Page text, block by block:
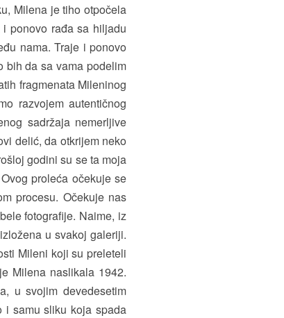
Milena je tiho otpočela
ponovo rađa sa hiljadu
nama. Traje i ponovo
bih da sa vama podelim
fragmenata Mileninog
razvojem autentičnog
sadržaja nemerljive
delić, da otkrijem neko
godini su se ta moja
proleća očekuje se
procesu. Očekuje nas
fotografije. Naime, iz
u svakoj galeriji.
Mileni koji su preleteli
Milena naslikala 1942.
u svojim devedesetim
i samu sliku koja spada